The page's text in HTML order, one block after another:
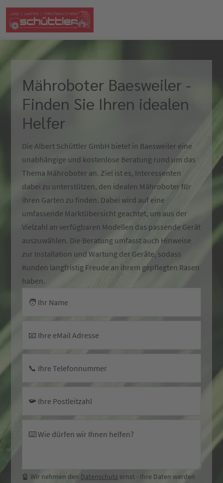
Mähroboter Baesweiler -
Finden Sie Ihren idealen
Helfer
Die Albert Schüttler GmbH bietet in Baesweiler eine
unabhängige und kostenlose Beratung rund um das
Thema Mähroboter an. Ziel ist es, Interessenten
dabei zu unterstützen, den idealen Mähroboter für
ihren Garten zu finden. Dabei wird auf eine
umfassende Marktübersicht geachtet, um aus der
Vielzahl an verfügbaren Modellen das passende Gerät
auszuwählen. Die Beratung umfasst auch Hinweise
zur Installation und Wartung der Geräte, sodass
Kunden langfristig Freude an ihrem gepflegten Rasen
haben.
🧑 Ihr Name
📧 Ihre eMail Adresse
📞 Ihre Telefonnummer
📯 Ihre Postleitzahl
⌨️ Wie dürfen wir Ihnen helfen?
🔏 Wir nehmen den Datenschutz ernst - Ihre Daten werden